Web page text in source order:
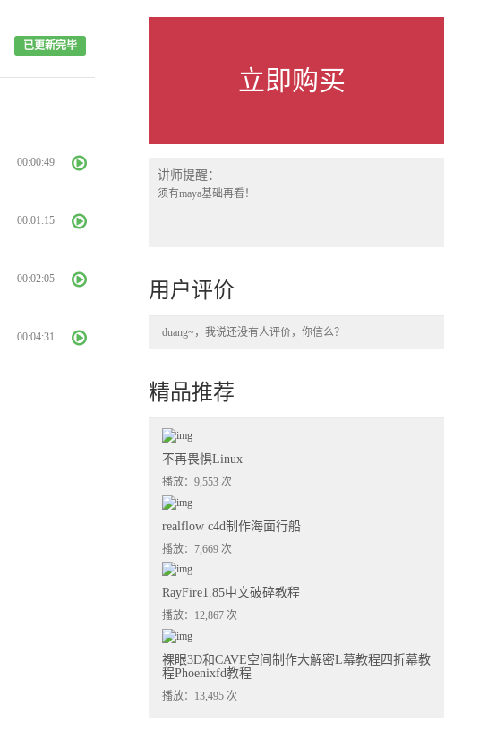
已更新完毕
00:00:49
00:01:15
00:02:05
00:04:31
立即购买
讲师提醒：
须有maya基础再看！
用户评价
duang~，我说还没有人评价，你信么？
精品推荐
不再畏惧Linux
播放：9,553 次
realflow c4d制作海面行船
播放：7,669 次
RayFire1.85中文破碎教程
播放：12,867 次
裸眼3D和CAVE空间制作大解密L幕教程四折幕教
程Phoenixfd教程
播放：13,495 次